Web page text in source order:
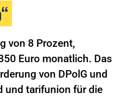
von 8 Prozent,
Euro monatlich. Das
von DPolG und
und tarifunion für die